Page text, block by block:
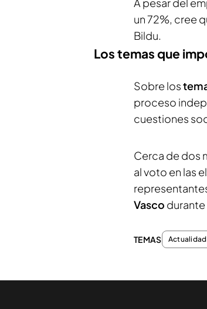
un 72%, cree
Bildu.
Los temas que
Sobre los
proceso
cuestiones
Cerca de dos
al voto en las
Vasco
TEMAS Actualidad